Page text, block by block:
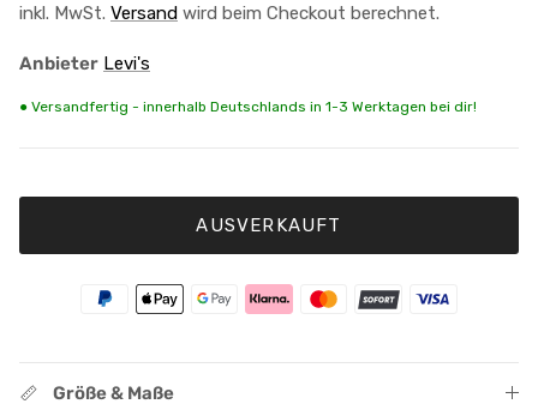
inkl. MwSt. Versand wird beim Checkout berechnet.
Anbieter Levi's
● Versandfertig - innerhalb Deutschlands in 1-3 Werktagen bei dir!
AUSVERKAUFT
Größe & Maße